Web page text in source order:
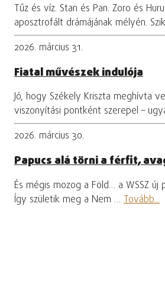
Tűz és víz. Stan és Pan. Zoro és
aposztrofált drámájának mélyén.
2026. március 31.
Fiatal művészek indulója
Jó, hogy Székely Kriszta meghívta
viszonyítási pontként szerepel –
2026. március 30.
Papucs alá törni a férfit,
És mégis mozog a Föld… a WSSZ
Így születik meg a Nem … Tovább...